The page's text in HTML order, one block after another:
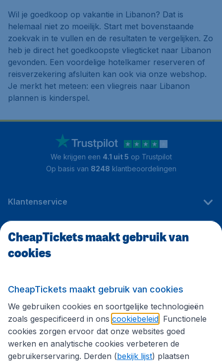
Wil je goedkoop op vakantie in Libanon? Dat is
helemaal niet zo moeilijk. Start met bovenstaande
zoekvak in te vullen en de resultaten te vergelijken. Zo
heb je direct het goedkoopste vliegticket naar Libanon
gevonden. Een voordelige hotelkamer reserveren of
reisverzekering afsluiten kan ook via onze webshop.
Je merkt het meteen: een vliegreis naar Libanon
plannen is kinderspel.
We krijgen een 4.1 uit 5 op Trustpilot
Op basis van 8248 klantbeoordelingen
Klantenservice
CheapTickets.be
Volg CheapTickets.be
CheapTickets maakt gebruik van
cookies
CheapTickets maakt gebruik van cookies
We gebruiken cookies en soortgelijke technologieën
zoals gespecificeerd in ons cookiebeleid . Functionele
cookies zorgen ervoor dat onze websites goed
werken en analytische cookies verbeteren de
gebruikerservaring. Derden (bekijk lijst) plaatsen